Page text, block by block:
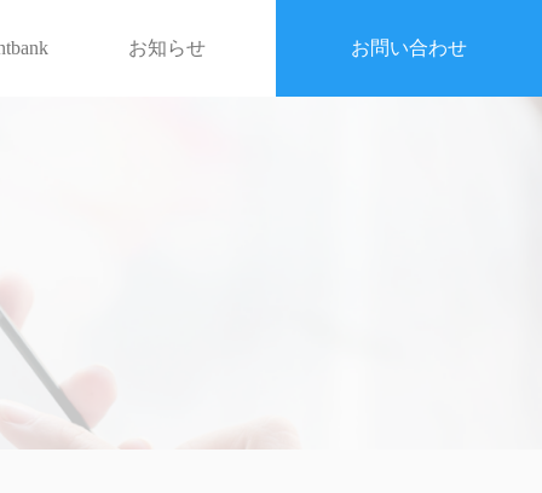
お知らせ お問い合わせ